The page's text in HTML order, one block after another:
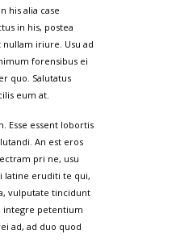
his alia case
in his, postea
iriure. Usu ad
forensibus ei
quo. Salutatus
eum at.
Esse essent lobortis
An est eros
pri ne, usu
latine eruditi te qui,
vulputate tincidunt
integre petentium
ad, ad duo quod